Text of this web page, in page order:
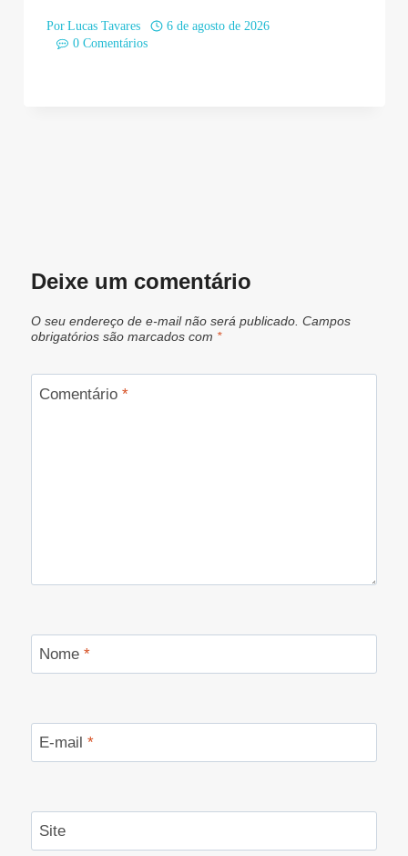
Por Lucas Tavares
6 de agosto de 2026
0 Comentários
Deixe um comentário
O seu endereço de e-mail não será publicado. Campos
obrigatórios são marcados com *
Comentário *
Nome *
E-mail *
Site